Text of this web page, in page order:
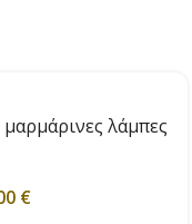
μαρμάρινες λάμπες
€